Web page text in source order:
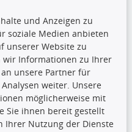
Daten,
die gesamte Datenbank,
kopiert werden. Es ist zu
Datenbank ohne
vervielfältigen, zu
durch Dritte ausführen
eine
wird verfolgt.
und Anzeigen zu
soziale Medien anbieten
unserer Website zu
wir Informationen zu Ihrer
unsere Partner für
weiter. Unsere
möglicherweise mit
Sie ihnen bereit gestellt
Ihrer Nutzung der Dienste